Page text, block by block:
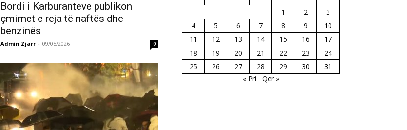
Bordi i Karburanteve publikon
çmimet e reja të naftës dhe
benzinës
Admin Zjarr - 09/05/2026 0
1
2
3
4
5 6 7 8 9
10
11
12 13 14 15 16
17
18
19 20 21 22 23
24
25
26 27 28 29 30
31
« Pri
Qer »